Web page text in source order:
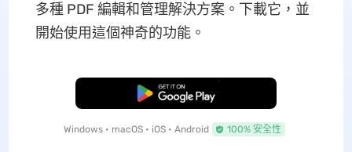
多種 PDF 編輯和管理解決方案。下載它，並
開始使用這個神奇的功能。
免費下載
Windows • macOS • iOS • Android 100% 安全性